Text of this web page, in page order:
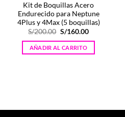
Kit de Boquillas Acero
Endurecido para Neptune
4Plus y 4Max (5 boquillas)
S/200.00 El
original
era:
S/160.00El
actual
AÑADIR AL CARRITO